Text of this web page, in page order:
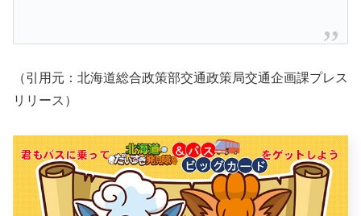
（引用元：北海道総合政策部交通政策局交通企画課プレス
リリース）